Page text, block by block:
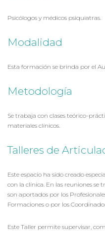
Psicólogos y médicos psiquiatras.
Modalidad
Esta formación se brinda por el
Metodología
Se trabaja con clases teórico-
materiales clínicos.
Talleres de
Este espacio ha sido creado
con la clínica. En las reuniones se
son aportados por los
Formaciones o por los
Este Taller permite supervisar,